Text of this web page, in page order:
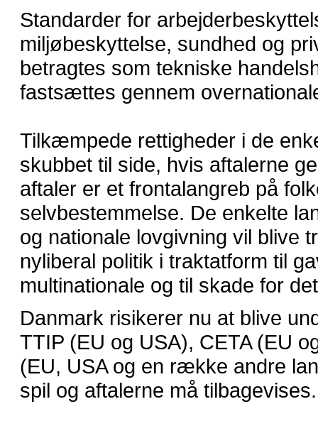
Standarder for
miljøbeskyttelse, sundhed og
betragtes som tekniske
fastsættes gennem
Tilkæmpede rettigheder i de
skubbet til side, hvis aftalerne
aftaler er et frontalangreb på
selvbestemmelse. De enkelte
og nationale lovgivning vil blive
nyliberal politik i traktatform til
multinationale og til skade for
Danmark risikerer nu at blive
TTIP (EU og USA), CETA (EU
(EU, USA og en række andre
spil og aftalerne må tilbagevises.